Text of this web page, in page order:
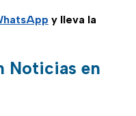
y lleva la
Noticias en